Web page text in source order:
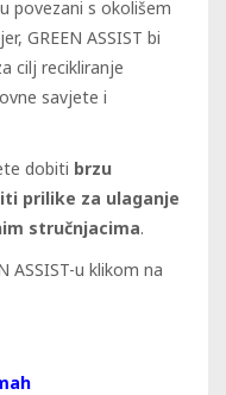
povezani s okolišem
GREEN ASSIST bi
cilj recikliranje
savjete i
dobiti brzu
prilike za ulaganje
stručnjacima.
ASSIST-u klikom na